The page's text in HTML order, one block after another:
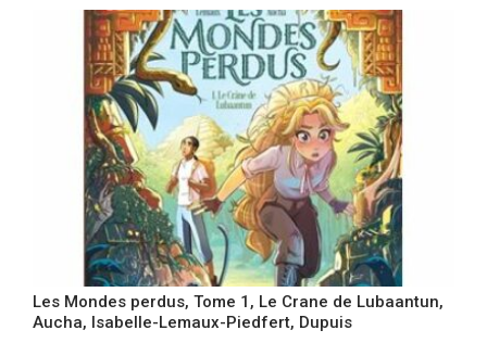
Les Mondes perdus, Tome 1, Le Crane de Lubaantun,
Aucha, Isabelle-Lemaux-Piedfert, Dupuis